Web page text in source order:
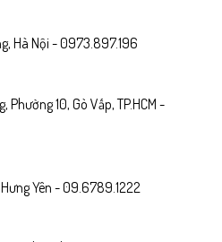
Hà Nội - 0973.897.196
10, Gò Vấp, TP.HCM -
Yên - 09.6789.1222